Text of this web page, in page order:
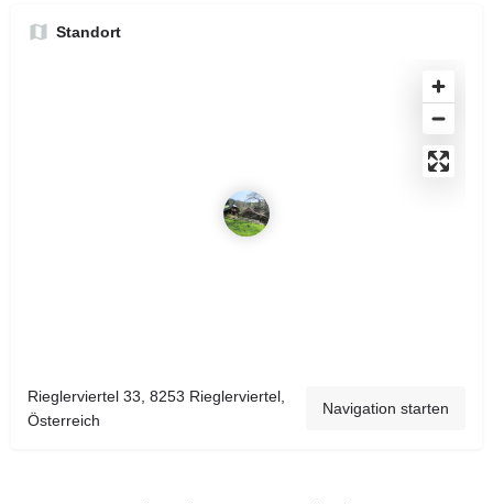
Standort
Rieglerviertel 33, 8253 Rieglerviertel,
Österreich
Navigation starten